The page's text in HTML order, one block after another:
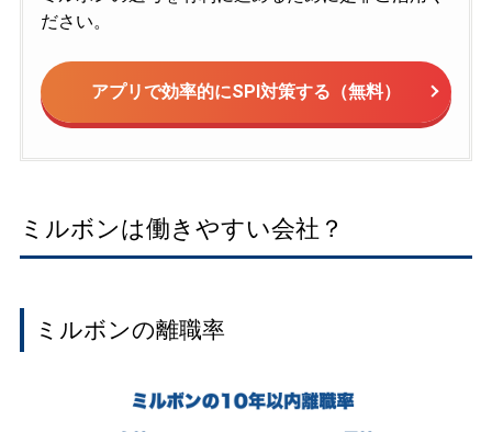
ださい。
アプリで効率的にSPI対策する（無料）
ミルボンは働きやすい会社？
ミルボンの離職率